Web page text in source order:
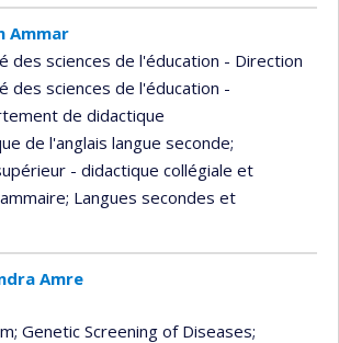
Ammar
des sciences de l'éducation - Direction
des sciences de l'éducation -
de didactique
de l'anglais langue seconde;
- didactique collégiale et
; Langues secondes et
Amre
; Genetic Screening of Diseases;